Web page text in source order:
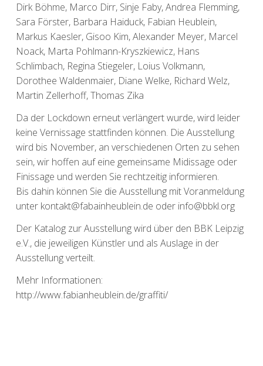
Dirk Böhme, Marco Dirr, Sinje Faby, Andrea Flemming,
Sara Förster, Barbara Haiduck, Fabian Heublein,
Markus Kaesler, Gisoo Kim, Alexander Meyer, Marcel
Noack, Marta Pohlmann-Kryszkiewicz, Hans
Schlimbach, Regina Stiegeler, Loius Volkmann,
Dorothee Waldenmaier, Diane Welke, Richard Welz,
Martin Zellerhoff, Thomas Zika
Da der Lockdown erneut verlängert wurde, wird leider
keine Vernissage stattfinden können. Die Ausstellung
wird bis November, an verschiedenen Orten zu sehen
sein, wir hoffen auf eine gemeinsame Midissage oder
Finissage und werden Sie rechtzeitig informieren.
Bis dahin können Sie die Ausstellung mit Voranmeldung
unter kontakt@fabainheublein.de oder info@bbkl.org
Der Katalog zur Ausstellung wird über den BBK Leipzig
e.V., die jeweiligen Künstler und als Auslage in der
Ausstellung verteilt.
Mehr Informationen:
http://www.fabianheublein.de/graffiti/